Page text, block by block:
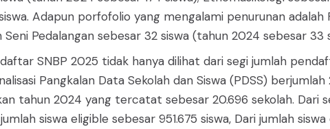
Adapun porfofolio yang mengalami penurunan adalah
Seni Pedalangan sebesar 32 siswa (tahun 2024 sebesar 33
SNBP 2025 tidak hanya dilihat dari segi jumlah
Pangkalan Data Sekolah dan Siswa (PDSS)
tahun 2024 yang tercatat sebesar 20.696 sekolah. Dari
siswa eligible sebesar 951.675 siswa, Dari jumlah